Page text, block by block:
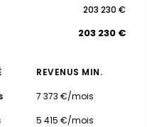
203 230 €
203 230 €
REVENUS MIN.
7 373 €/mois
5 415 €/mois